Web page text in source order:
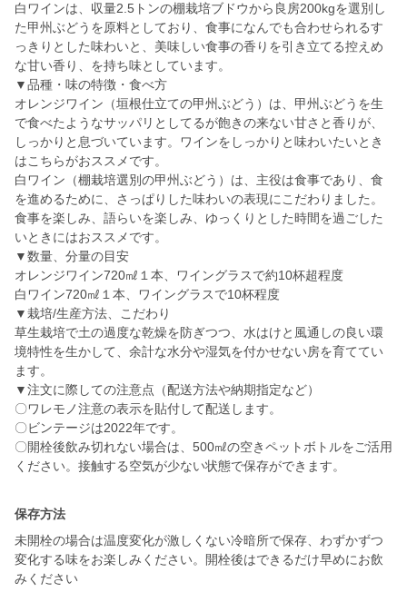
白ワインは、収量2.5トンの棚栽培ブドウから良房200kgを選別し
た甲州ぶどうを原料としており、食事になんでも合わせられるす
っきりとした味わいと、美味しい食事の香りを引き立てる控えめ
な甘い香り、を持ち味としています。
▼品種・味の特徴・食べ方
オレンジワイン（垣根仕立ての甲州ぶどう）は、甲州ぶどうを生
で食べたようなサッパリとしてるが飽きの来ない甘さと香りが、
しっかりと息づいています。ワインをしっかりと味わいたいとき
はこちらがおススメです。
白ワイン（棚栽培選別の甲州ぶどう）は、主役は食事であり、食
を進めるために、さっぱりした味わいの表現にこだわりました。
食事を楽しみ、語らいを楽しみ、ゆっくりとした時間を過ごした
いときにはおススメです。
▼数量、分量の目安
オレンジワイン720㎖１本、ワイングラスで約10杯超程度
白ワイン720㎖１本、ワイングラスで10杯程度
▼栽培/生産方法、こだわり
草生栽培で土の過度な乾燥を防ぎつつ、水はけと風通しの良い環
境特性を生かして、余計な水分や湿気を付かせない房を育ててい
ます。
▼注文に際しての注意点（配送方法や納期指定など）
〇ワレモノ注意の表示を貼付して配送します。
〇ビンテージは2022年です。
〇開栓後飲み切れない場合は、500㎖の空きペットボトルをご活用
ください。接触する空気が少ない状態で保存ができます。
保存方法
未開栓の場合は温度変化が激しくない冷暗所で保存、わずかずつ
変化する味をお楽しみください。開栓後はできるだけ早めにお飲
みください